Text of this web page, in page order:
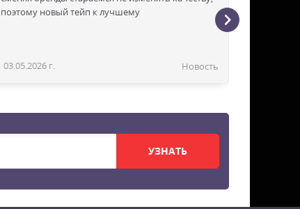
поэтому новый тейп к лучшему
03.05.2026 г. Новость
УЗНАТЬ